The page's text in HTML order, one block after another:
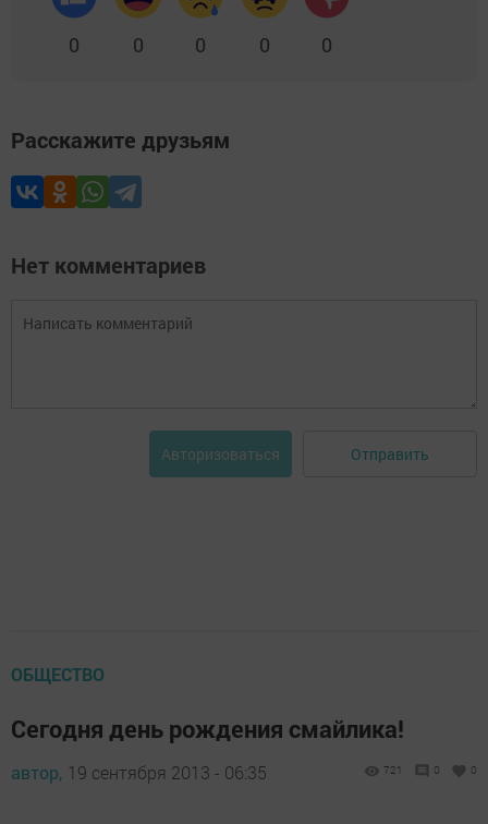
0 0 0 0 0
Расскажите друзьям
Нет комментариев
Авторизоваться Отправить
ОБЩЕСТВО
Сегодня день рождения смайлика!
автор, 19 сентября 2013 - 06:35 721 0 0